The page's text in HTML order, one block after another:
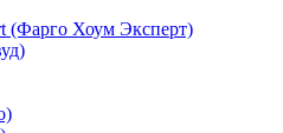
(Фарго Хоум Эксперт)